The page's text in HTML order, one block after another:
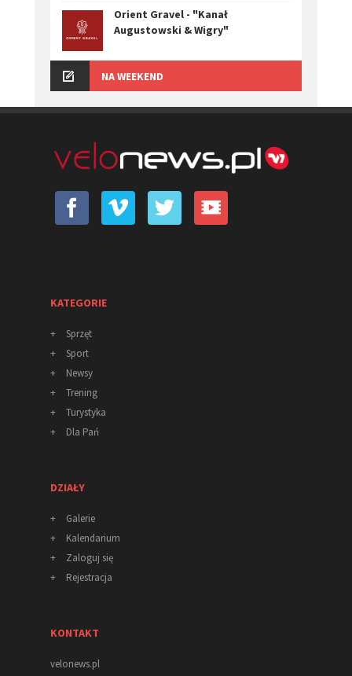
Orient Gravel - "Kanał
Augustowski & Wigry"
NA WEEKEND
KATEGORIE
+
Sprzęt
+
Sport
+
Newsy
+
Trening
+
Turystyka
+
Dla Pań
DZIAŁY
+
Galerie
+
Kalendarium
+
Zaloguj się
+
Rejestracja
KONTAKT
velonews.pl